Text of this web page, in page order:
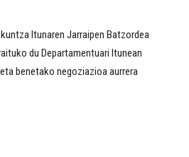
Itunaren Jarraipen Batzordea
du Departamentuari Itunean
benetako negoziazioa aurrera